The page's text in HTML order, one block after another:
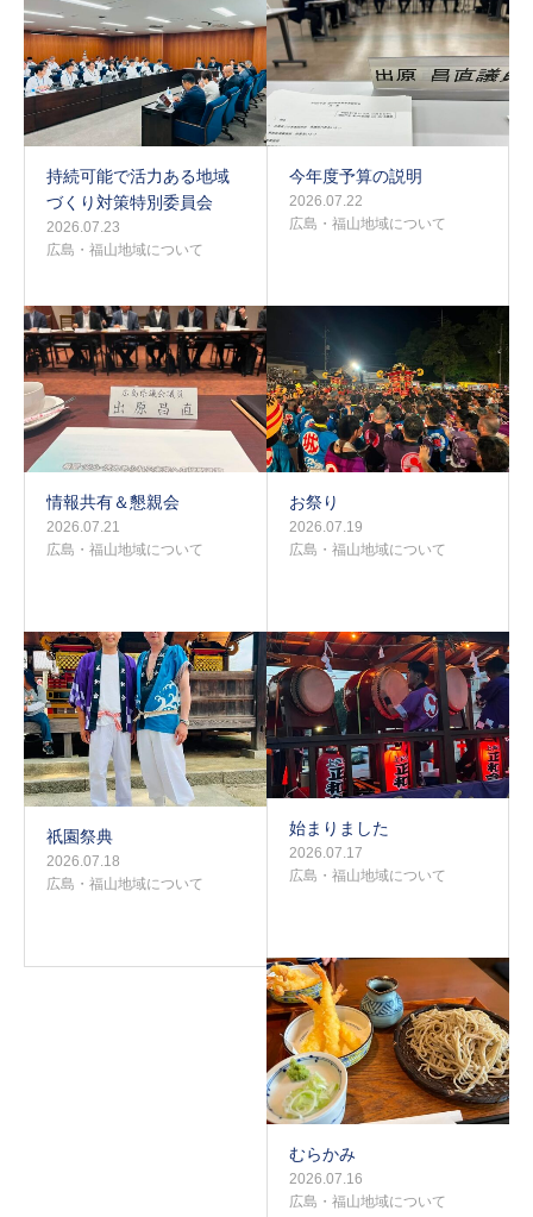
持続可能で活力ある地域
づくり対策特別委員会
2026.07.23
広島・福山地域について
今年度予算の説明
2026.07.22
広島・福山地域について
情報共有＆懇親会
2026.07.21
広島・福山地域について
お祭り
2026.07.19
広島・福山地域について
祇園祭典
2026.07.18
広島・福山地域について
始まりました
2026.07.17
広島・福山地域について
むらかみ
2026.07.16
広島・福山地域について